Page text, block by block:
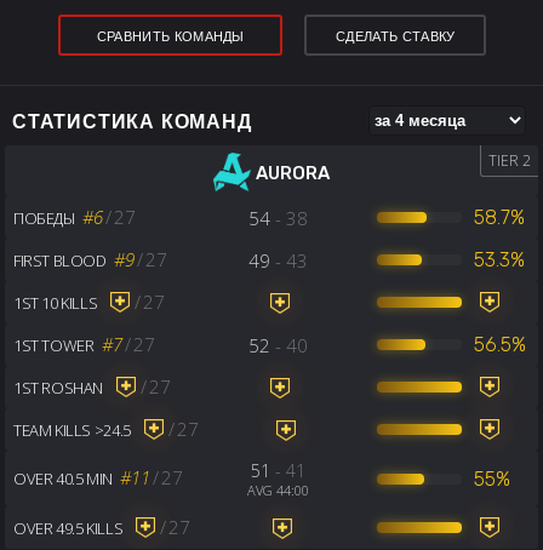
СРАВНИТЬ КОМАНДЫ СДЕЛАТЬ СТАВКУ
СТАТИСТИКА КОМАНД
AURORA
TIER 2
ПОБЕДЫ #6/27 54- 38 58.7%
FIRST BLOOD #9/27 49 - 43 53.3%
1ST 10 KILLS /27
1ST TOWER #7/27 52 - 40 56.5%
1ST ROSHAN /27
TEAM KILLS >24.5 /27
OVER 40.5 MIN #11/27 51 - 41
AVG 44:00 55%
OVER 49.5 KILLS /27